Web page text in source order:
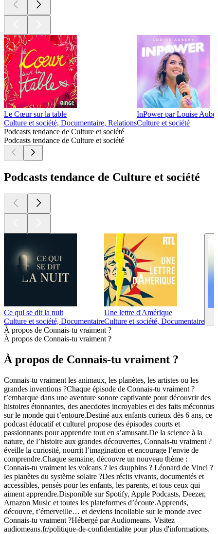
Le Cœur sur la table
Culture et société, Documentaire, Relations
InPower par Louise
Culture et société
Podcasts tendance de Culture et société
Podcasts tendance de Culture et société
Podcasts tendance de Culture et société
Ce qui se dit la nuit
Culture et société, Documentaire
Une lettre d'Amérique
Culture et société, Documentaire
À propos de Connais-tu vraiment ?
À propos de Connais-tu vraiment ?
À propos de Connais-tu vraiment ?
Connais-tu vraiment les animaux, les planètes, les artistes ou les
grandes inventions ?Chaque épisode de Connais-tu vraiment ?
t’embarque dans une aventure sonore captivante pour découvrir des
histoires étonnantes, des anecdotes incroyables et des faits méconnus
sur le monde qui t’entoure.Destiné aux enfants curieux dès 6 ans, ce
podcast éducatif et culturel propose des épisodes courts et
passionnants pour apprendre tout en s’amusant.De la science à la
nature, de l’histoire aux grandes découvertes, Connais-tu vraiment ?
éveille la curiosité, nourrit l’imagination et encourage l’envie de
comprendre.Chaque semaine, découvre un nouveau thème :
Connais-tu vraiment les volcans ? les dauphins ? Léonard de Vinci ?
les planètes du système solaire ?Des récits vivants, documentés et
accessibles, pensés pour les enfants, les parents, et tous ceux qui
aiment apprendre.Disponible sur Spotify, Apple Podcasts, Deezer,
Amazon Music et toutes les plateformes d’écoute.Apprends,
découvre, t’émerveille… et deviens incollable sur le monde avec
Connais-tu vraiment ?Hébergé par Audiomeans. Visitez
audiomeans.fr/politique-de-confidentialite pour plus d'informations.